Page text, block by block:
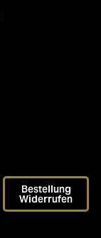
Bestellung
Widerrufen